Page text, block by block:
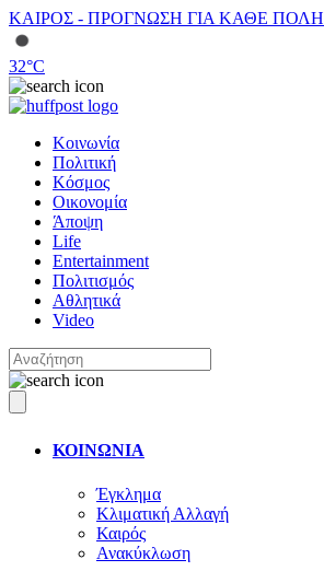
ΚΑΙΡΟΣ - ΠΡΟΓΝΩΣΗ ΓΙΑ ΚΑΘΕ ΠΟΛΗ
32°C
Κοινωνία
Πολιτική
Κόσμος
Οικονομία
Άποψη
Life
Entertainment
Πολιτισμός
Αθλητικά
Video
ΚΟΙΝΩΝΙΑ
Έγκλημα
Κλιματική Αλλαγή
Καιρός
Ανακύκλωση